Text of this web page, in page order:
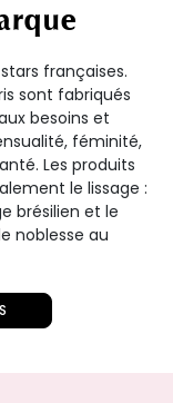
françaises.
sont fabriqués
besoins et
féminité,
Les produits
le lissage :
brésilien et le
noblesse au